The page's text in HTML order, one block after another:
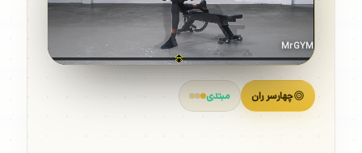
چهارسر ران مبتدی
MrGYM